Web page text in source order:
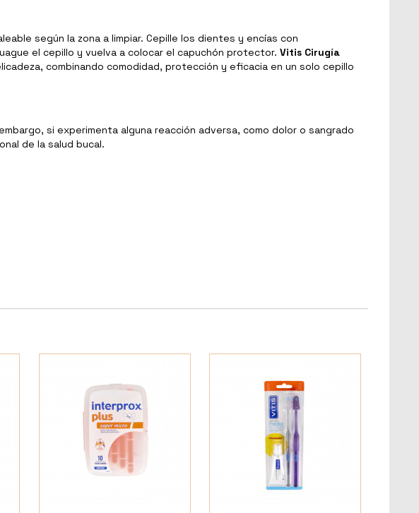
según la zona a limpiar. Cepille los dientes y encías con
el cepillo y vuelva a colocar el capuchón protector. Vitis Cirugía
combinando comodidad, protección y eficacia en un solo cepillo
si experimenta alguna reacción adversa, como dolor o sangrado
de la salud bucal.